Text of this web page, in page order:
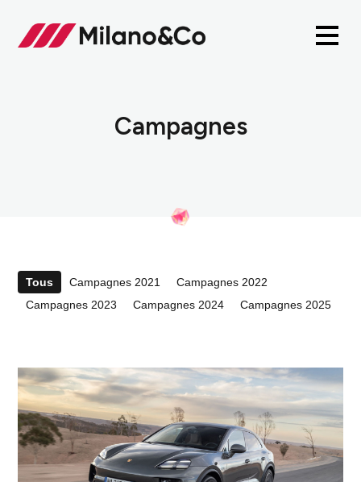
Campagnes
Tous Campagnes 2021
Campagnes 2022
Campagnes 2023
Campagnes 2024 Campagnes 2025